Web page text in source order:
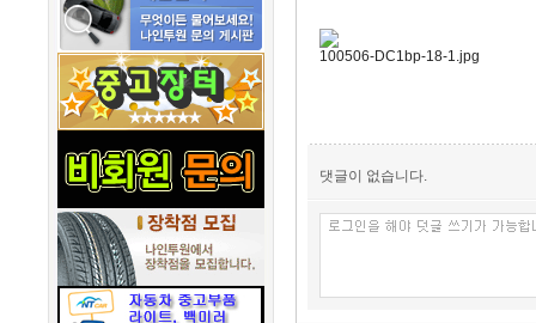
100506-DC1bp-18-1.jpg
댓글이 없습니다.